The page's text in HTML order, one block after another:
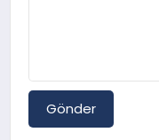
Gönder